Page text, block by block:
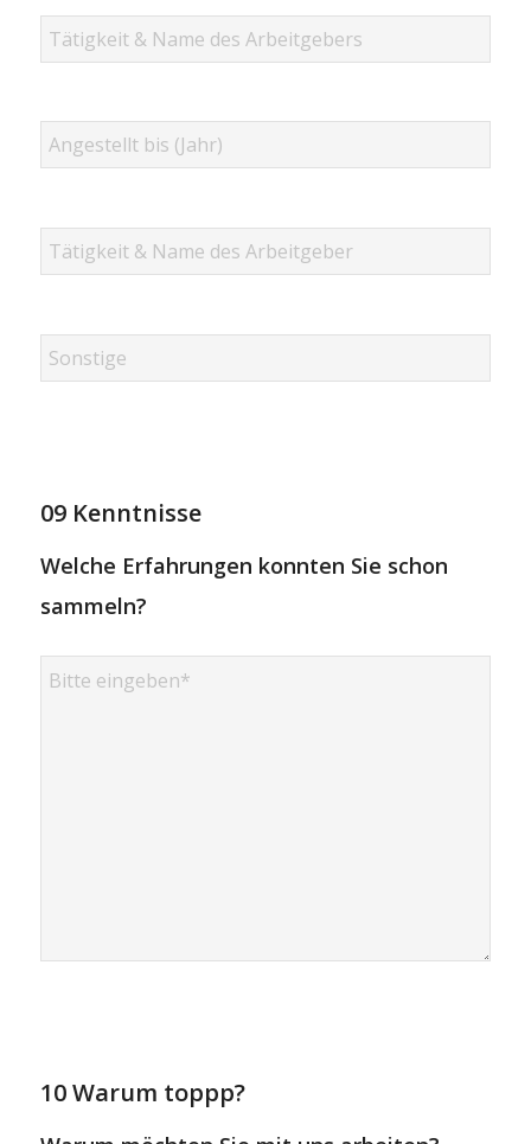
09 Kenntnisse
Welche Erfahrungen konnten Sie schon
sammeln?
10 Warum toppp?